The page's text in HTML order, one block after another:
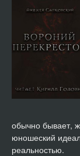
обычно бывает,
юношеский
реальностью.